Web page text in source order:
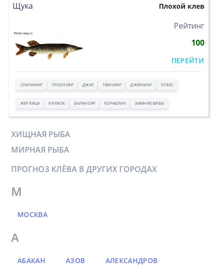
Щука Плохой клев
Рейтинг
100
ПЕРЕЙТИ
СПИННИНГ ТРОЛЛИНГ ДЖИГ ТВИЧИНГ ДЖЕРКИНГ ОТВЕС
ЖЕРЛИЦА КРУЖОК БАЛАНСИР КОРАБЛИК ЗИМНИЕ ВИБЫ
ХИЩНАЯ РЫБА
МИРНАЯ РЫБА
ПРОГНОЗ КЛЁВА В ДРУГИХ ГОРОДАХ
М
МОСКВА
А
АБАКАН АЗОВ АЛЕКСАНДРОВ